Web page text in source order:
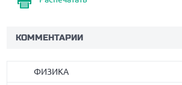
КОММЕНТАРИИ
ФИЗИКА